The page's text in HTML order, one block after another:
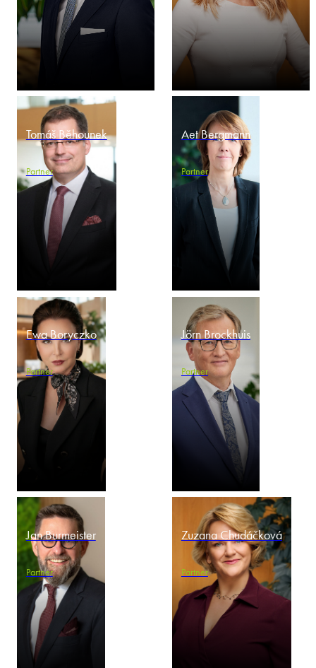
Tomáš Běhounek
Partner
Aet Bergmann
Partner
Ewa Boryczko
Partner
Jörn Brockhuis
Partner
Jan Burmeister
Partner
Zuzana Chudáčková
Partner